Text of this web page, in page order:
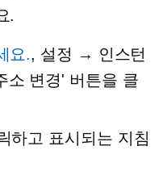
.
요., 설정 → 인스턴
소 변경' 버튼을 클
하고 표시되는 지침